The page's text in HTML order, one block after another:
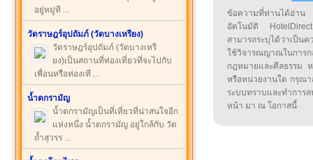
อยู่หมู่ที ...
วัดราษฎร์อุปถัมภ์ (วัดบางเหรียง)
วัดราษฎร์อุปถัมภ์ (วัดบางเหรี
ยง)เป็นสถานที่ท่องเที่ยวที่จะไปกับ
เพื่อนหรือท่องเที ...
น้ำตกรามัญ
น้ำตกรามัญเป็นที่เที่ยวที่น่าสนใจอีก
แห่งหนึ่ง น้ำตกรามัญ อยู่ใกล้กับ วัด
ถ้ำสุวรร ...
ข้อความที่ท่านได้อ่าน
อัตโนมัติ
สามารถระบุได้ว่าเป็น
ใช้วิจารณญาณในกา
กฎหมายและศีลธรรม
หรือหน่วยงานใด กรุณา
ระบบทราบและทำกา
หน้า มา ณ โอกาสนี้